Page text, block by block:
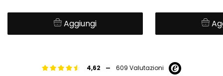
Aggiungi
4,62 - 609 Valutazioni